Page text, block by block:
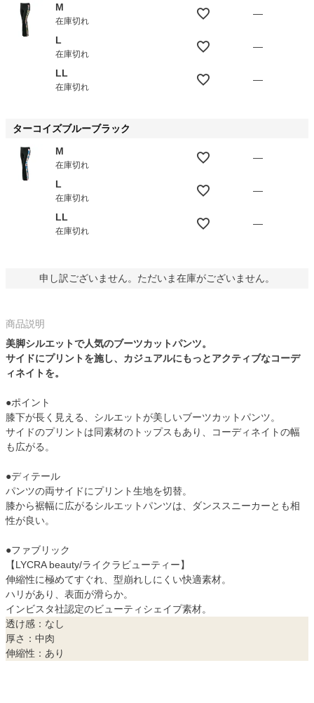
M
在庫切れ
—
L
在庫切れ
—
LL
在庫切れ
—
ターコイズブルーブラック
M
在庫切れ
—
L
在庫切れ
—
LL
在庫切れ
—
申し訳ございません。ただいま在庫がございません。
商品説明
美脚シルエットで人気のブーツカットパンツ。
サイドにプリントを施し、カジュアルにもっとアクティブなコーデ
ィネイトを。
●ポイント
膝下が長く見える、シルエットが美しいブーツカットパンツ。
サイドのプリントは同素材のトップスもあり、コーディネイトの幅
も広がる。
●ディテール
パンツの両サイドにプリント生地を切替。
膝から裾幅に広がるシルエットパンツは、ダンススニーカーとも相
性が良い。
●ファブリック
【LYCRA beauty/ライクラビューティー】
伸縮性に極めてすぐれ、型崩れしにくい快適素材。
ハリがあり、表面が滑らか。
インビスタ社認定のビューティシェイプ素材。
透け感：なし
厚さ：中肉
伸縮性：あり